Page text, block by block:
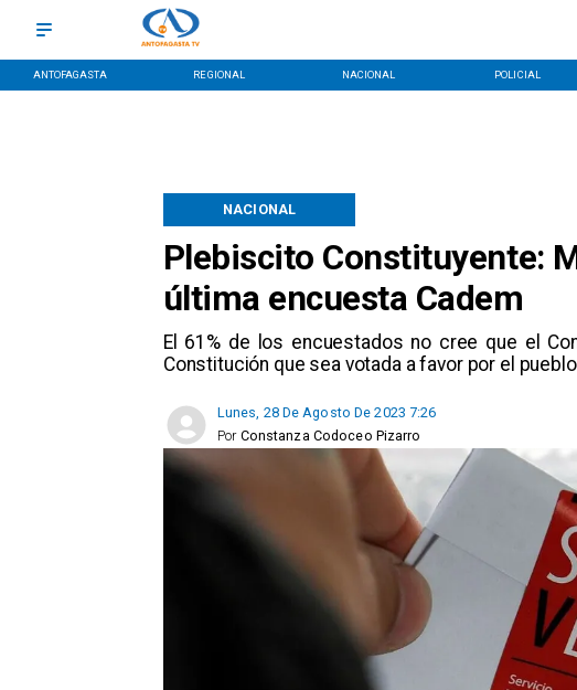
ANTOFAGASTA REGIONAL NACIONAL POLICIAL
Plebiscito Constituyente:
última encuesta Cadem
El 61% de los encuestados no cree que el
Constitución que sea votada a favor por el
NACIONAL
Lunes, 28 De Agosto De 2023 7:26
Constanza Codoceo Pizarro
Por